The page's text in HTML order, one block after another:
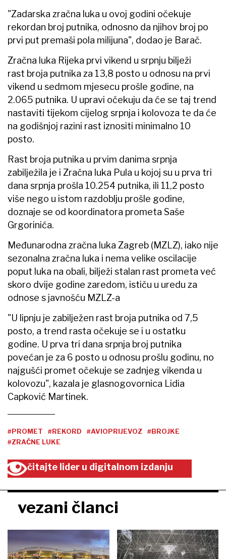
"Zadarska zračna luka u ovoj godini očekuje
rekordan broj putnika, odnosno da njihov broj po
prvi put premaši pola milijuna", dodao je Barač.
Zračna luka Rijeka prvi vikend u srpnju bilježi
rast broja putnika za 13,8 posto u odnosu na prvi
vikend u sedmom mjesecu prošle godine, na
2.065 putnika. U upravi očekuju da će se taj trend
nastaviti tijekom cijelog srpnja i kolovoza te da će
na godišnjoj razini rast iznositi minimalno 10
posto.
Rast broja putnika u prvim danima srpnja
zabilježila je i Zračna luka Pula u kojoj su u prva tri
dana srpnja prošla 10.254 putnika, ili 11,2 posto
više nego u istom razdoblju prošle godine,
doznaje se od koordinatora prometa Saše
Grgorinića.
Međunarodna zračna luka Zagreb (MZLZ), iako nije
sezonalna zračna luka i nema velike oscilacije
poput luka na obali, bilježi stalan rast prometa već
skoro dvije godine zaredom, ističu u uredu za
odnose s javnošću MZLZ-a
"U lipnju je zabilježen rast broja putnika od 7,5
posto, a trend rasta očekuje se i u ostatku
godine. U prva tri dana srpnja broj putnika
povećan je za 6 posto u odnosu prošlu godinu, no
najgušći promet očekuje se zadnjeg vikenda u
kolovozu", kazala je glasnogovornica Lidia
Capković Martinek.
#PROMET #REKORD #AVIOPRIJEVOZ
#BROJKE
#ZRAČNE LUKE
čitajte lider u digitalnom izdanju
vezani članci